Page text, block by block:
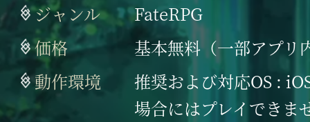
ジャンル
FateRPG
価格
基本無料（一部アプリ
動作環境
推奨および対応OS :
場合にはプレイできま